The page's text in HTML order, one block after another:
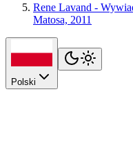
Rene Lavand -
Matosa, 2011
Polski